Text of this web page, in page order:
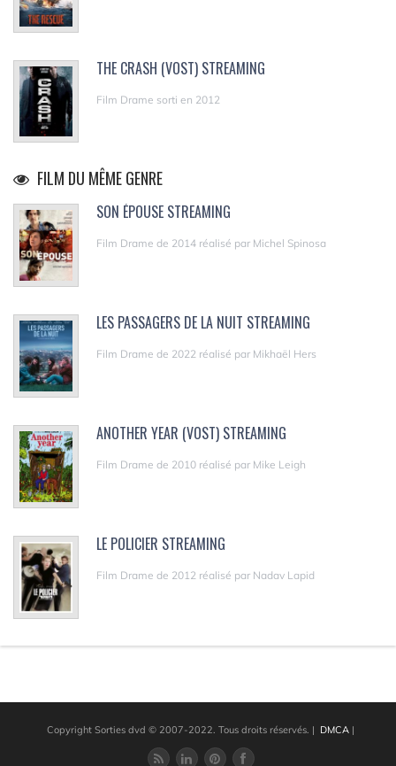
THE CRASH (VOST) STREAMING
Film Drame sorti en 2012
FILM DU MÊME GENRE
SON ÉPOUSE STREAMING
Film Drame de 2014 réalisé par Michel Spinosa
LES PASSAGERS DE LA NUIT STREAMING
Film Drame de 2022 réalisé par Mikhaël Hers
ANOTHER YEAR (VOST) STREAMING
Film Drame de 2010 réalisé par Mike Leigh
LE POLICIER STREAMING
Film Drame de 2012 réalisé par Nadav Lapid
Copyright Sorties dvd © 2007-2022. Tous droits réservés. | DMCA|